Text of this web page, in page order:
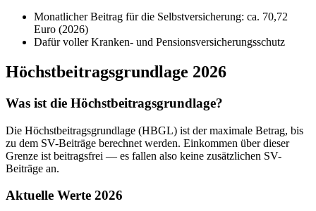
Monatlicher Beitrag für die Selbstversicherung: ca. 70,72
Euro (2026)
Dafür voller Kranken- und Pensionsversicherungsschutz
Höchstbeitragsgrundlage 2026
Was ist die Höchstbeitragsgrundlage?
Die Höchstbeitragsgrundlage (HBGL) ist der maximale Betrag, bis
zu dem SV-Beiträge berechnet werden. Einkommen über dieser
Grenze ist beitragsfrei — es fallen also keine zusätzlichen SV-
Beiträge an.
Aktuelle Werte 2026